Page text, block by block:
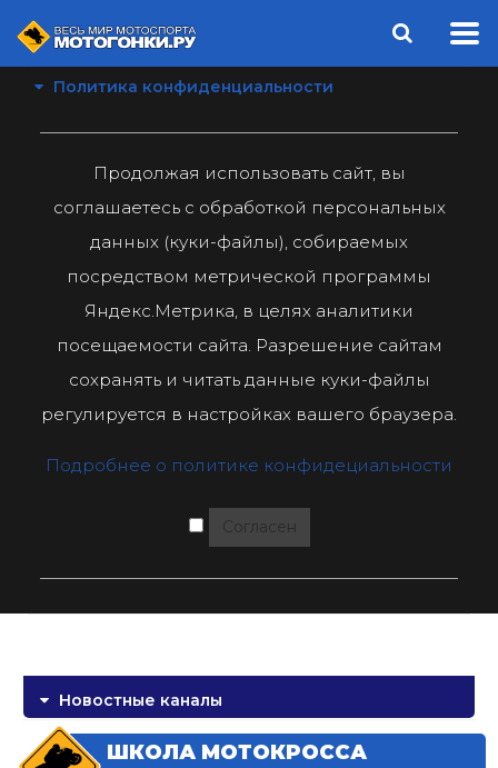
Политика конфиденциальности
Продолжая использовать сайт, вы
соглашаетесь с обработкой персональных
данных (куки-файлы), собираемых
посредством метрической программы
Яндекс.Метрика, в целях аналитики
посещаемости сайта. Разрешение сайтам
сохранять и читать данные куки-файлы
регулируется в настройках вашего браузера.
Подробнее о политике конфидециальности
Согласен
Новостные каналы
ШКОЛА МОТОКРОССА